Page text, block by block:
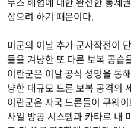
삼으려 하기 때문이다.
미군의 이날 추가 군사작전이
들을 겨냥한 또 다른 보복 공습
이란군은 이날 공식 성명을 통
냥한 대규모 드론 보복 공격의
이란군은 자국 드론들이 쿠웨
사일 방공 시스템과 카타르 내